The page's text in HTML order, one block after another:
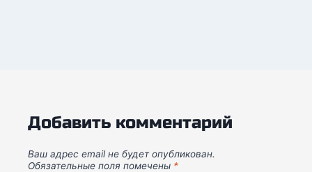
Добавить комментарий
Ваш адрес email не будет опубликован.
Обязательные поля помечены *